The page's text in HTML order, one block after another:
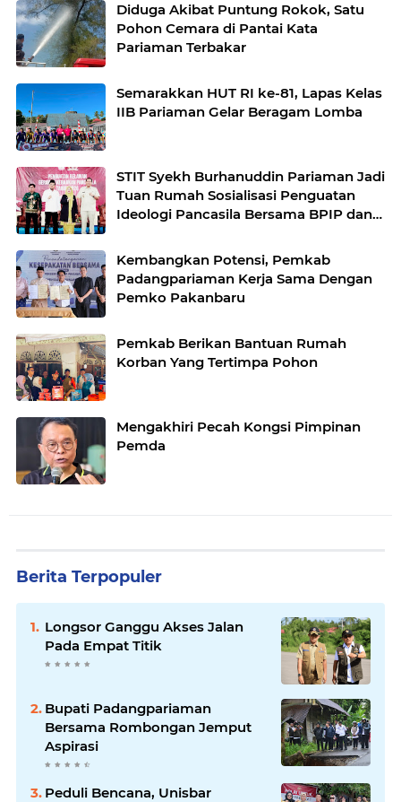
Diduga Akibat Puntung Rokok, Satu
Pohon Cemara di Pantai Kata
Pariaman Terbakar
Semarakkan HUT RI ke-81, Lapas Kelas
IIB Pariaman Gelar Beragam Lomba
STIT Syekh Burhanuddin Pariaman Jadi
Tuan Rumah Sosialisasi Penguatan
Ideologi Pancasila Bersama BPIP dan
Kembangkan Potensi, Pemkab
Padangpariaman Kerja Sama Dengan
Pemko Pakanbaru
Pemkab Berikan Bantuan Rumah
Korban Yang Tertimpa Pohon
Mengakhiri Pecah Kongsi Pimpinan
Pemda
Berita Terpopuler
Longsor Ganggu Akses Jalan
Pada Empat Titik
Bupati Padangpariaman
Bersama Rombongan Jemput
Aspirasi
Peduli Bencana, Unisbar